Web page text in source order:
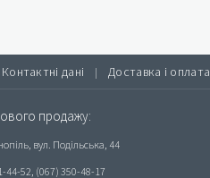
Контактні дані | Доставка і оплата
продажу:
вул. Подільська, 44
44-52, (067) 350-48-17